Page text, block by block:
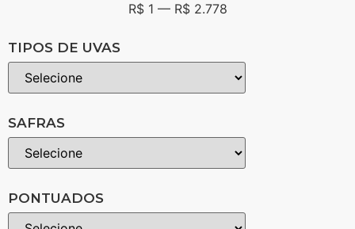
R$ 1 — R$ 2.778
TIPOS DE UVAS
SAFRAS
PONTUADOS